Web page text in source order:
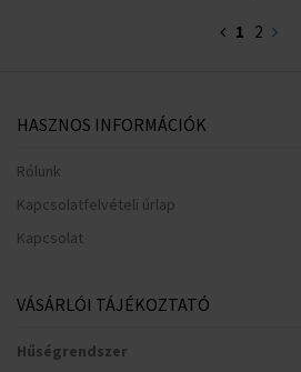
1 2
HASZNOS INFORMÁCIÓK
Rólunk
Kapcsolatfelvételi űrlap
Kapcsolat
VÁSÁRLÓI TÁJÉKOZTATÓ
Hűségrendszer